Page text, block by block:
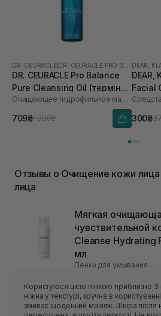
DR. CEURACLE
DR. CEURACLE Pro Balance
Pure Cleansing Oil (термін
до 01.27р.) 155 мл
Очищающее гидрофильное масло с пробиотиками
709₴1 090₴
DEAR,
DEAR,
Facial
300₴
Отзывы о Очищение кожи
лица
Мягкая
чувствительной
Cleanse Hydrating
мл
Пенки для умывания
Користуюся цією пінкою приблизно 3
ніжна у текстурі, зручна в
змиває щоденний макіяж. Шкіра після